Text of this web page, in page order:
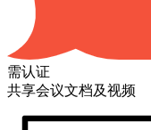
需认证
共享会议文档及视频